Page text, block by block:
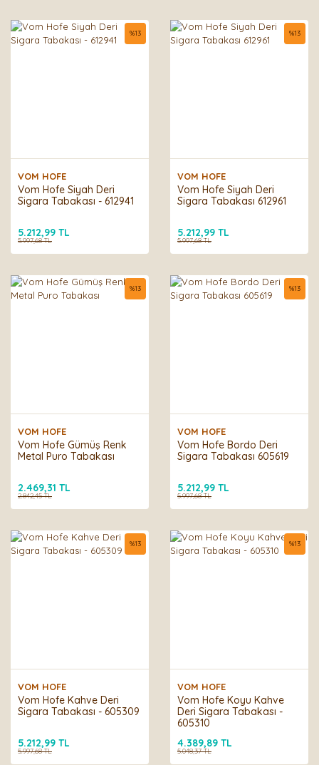
VOM HOFE
Vom Hofe Siyah Deri
Sigara Tabakası - 612941
%13
5.212,99 TL
5.997,68 TL
VOM HOFE
Vom Hofe Siyah Deri
Sigara Tabakası 612961
%13
5.212,99 TL
5.997,68 TL
VOM HOFE
Vom Hofe Gümüş Renk
Metal Puro Tabakası
%13
2.469,31 TL
2.842,45 TL
VOM HOFE
Vom Hofe Bordo Deri
Sigara Tabakası 605619
%13
5.212,99 TL
5.997,68 TL
VOM HOFE
Vom Hofe Kahve Deri
Sigara Tabakası - 605309
%13
5.212,99 TL
5.997,68 TL
VOM HOFE
Vom Hofe Koyu Kahve
Deri Sigara Tabakası -
605310
%13
4.389,89 TL
5.048,37 TL